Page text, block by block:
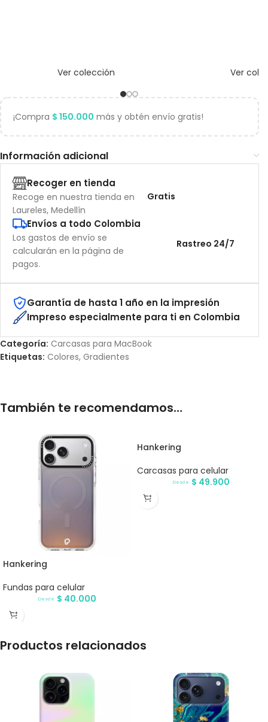
Ver colección Ver
¡Compra $ 150.000 más y obtén envío gratis!
Información adicional
Recoger en tienda
Recoge en nuestra tienda en
Laureles, Medellín
Gratis
Envíos a todo Colombia
Los gastos de envío se
calcularán en la página de
pagos.
Rastreo 24/7
Garantía de hasta 1 año en la impresión
Impreso especialmente para ti en Colombia
Categoría: Carcasas para MacBook
Etiquetas: Colores, Gradientes
También te recomendamos…
Hankering
Fundas para celular
Desde $ 40.000
Hankering
Carcasas para celular
Desde $ 49.900
Productos relacionados